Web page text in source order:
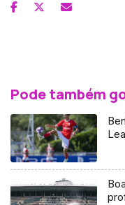
Pode também